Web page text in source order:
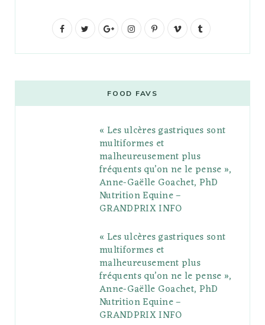
F
b
t
G
g
l
e
P
l
s
I
t
a
g
r
a
m
P
e
r
e
s
V
o
l
r
FOOD FAVS
« Les ulcères gastriques sont
multiformes et
malheureusement plus
fréquents qu’on ne le pense »,
Anne-Gaëlle Goachet, PhD
Nutrition Equine –
GRANDPRIX INFO
« Les ulcères gastriques sont
multiformes et
malheureusement plus
fréquents qu’on ne le pense »,
Anne-Gaëlle Goachet, PhD
Nutrition Equine –
GRANDPRIX INFO